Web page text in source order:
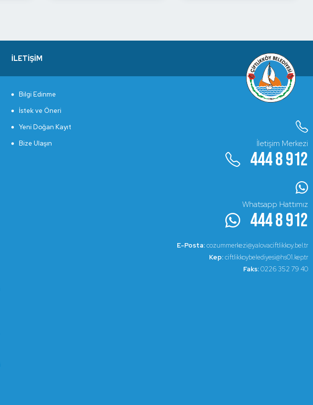
İLETİŞİM
Bilgi Edinme
İstek ve Öneri
Yeni Doğan Kayıt
Bize Ulaşın
İletişim Merkezi
444 8 912
Whatsapp Hattımız
444 8 912
E-Posta:cozummerkezi@yalovaciftlikkoy.bel.tr
Kep:ciftlikkoybelediyesi@hs01.kep.tr
Faks:0226 352 79 40